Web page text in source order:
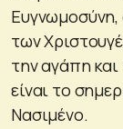
Ευγνωμοσύνη,
των
την αγάπη
είναι το
Νασιμένο.